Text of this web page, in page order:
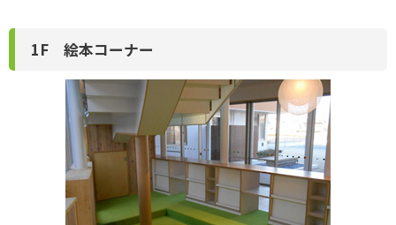
1F 絵本コーナー